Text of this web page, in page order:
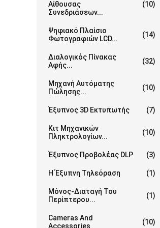
Αίθουσας
Συνεδριάσεων...
(10)
Ψηφιακό Πλαίσιο
Φωτογραφιών LCD...
(14)
Διαλογικός Πίνακας
Αφής...
(32)
Μηχανή Αυτόματης
Πώλησης...
(10)
Έξυπνος 3D Εκτυπωτής (7)
Κιτ Μηχανικών
Πληκτρολογίων...
(10)
Έξυπνος Προβολέας DLP (3)
Η Έξυπνη Τηλεόραση (1)
Μόνος-Διαταγή Του
Περίπτερου...
(1)
Cameras And
Accessories
(10)